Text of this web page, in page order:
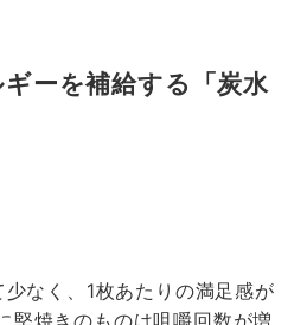
ーを補給する「炭水
なく、1枚あたりの満足感が
堅焼きのものは咀嚼回数が増